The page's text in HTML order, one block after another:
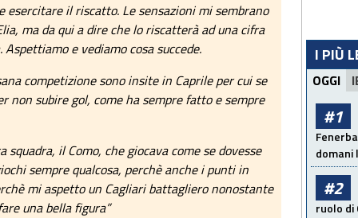
esercitare il riscatto. Le sensazioni mi sembrano
ma da qui a dire che lo riscatterà ad una cifra
e vediamo cosa succede.
competizione sono insite in Caprile per cui se
non subire gol, come ha sempre fatto e sempre
il Como, che giocava come se dovesse
sempre qualcosa, perchè anche i punti in
mi aspetto un Cagliari battagliero nonostante
una bella figura”
I PIÙ
OGGI
#1
#2
ruolo di